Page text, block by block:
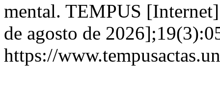
mental. TEMPUS
de agosto de
https://